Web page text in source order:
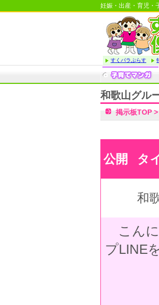
妊娠・出産・育児・
すくパラぷらす
和歌山グル
掲示板TOP >
公開 タ
和
こんに
プLINE